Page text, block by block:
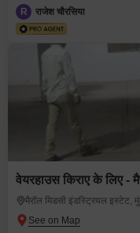
R राजेश चौरसिया
वेयरहाउस किराए के लिए -
मैरॉल मिडसी इंडस्ट्रियल इस्टेट,